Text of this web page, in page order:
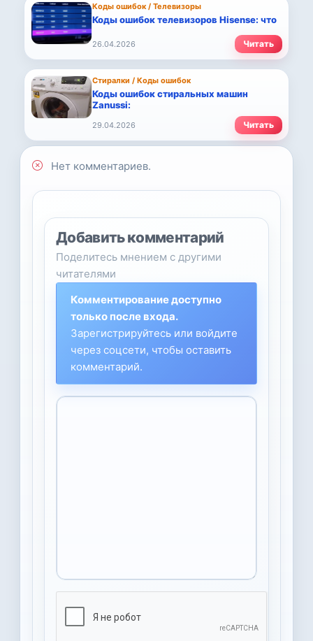
Коды ошибок / Телевизоры
Коды ошибок телевизоров Hisense: что
26.04.2026 Читать
Стиралки / Коды ошибок
Коды ошибок стиральных машин
Zanussi:
29.04.2026 Читать
Нет комментариев.
Добавить комментарий
Поделитесь мнением с другими
читателями
Комментирование доступно
только после входа.
Зарегистрируйтесь или войдите
через соцсети, чтобы оставить
комментарий.